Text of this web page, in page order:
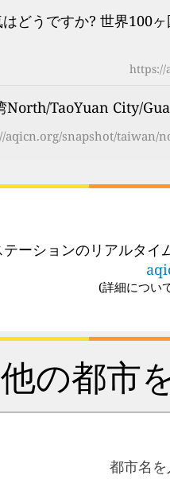
どうですか? 世界100
https://
North/TaoYuan City/
aqicn.org/snapshot/taiwan/
ーションのリアルタ
(詳細につい
他の都市
都市名